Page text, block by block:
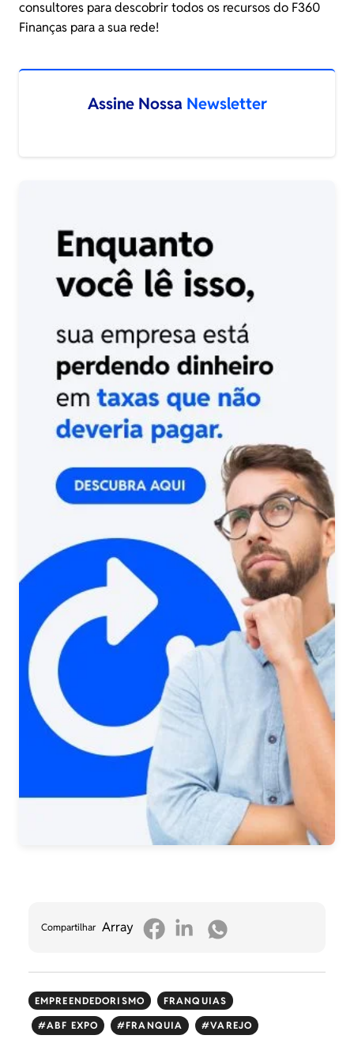
consultores para descobrir todos os recursos do F360
Finanças para a sua rede!
Assine Nossa Newsletter
Compartilhar Array
EMPREENDEDORISMO FRANQUIAS
ABF EXPO FRANQUIA VAREJO